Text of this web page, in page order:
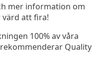
mer information om
värd att fira!
100% av våra
Quality